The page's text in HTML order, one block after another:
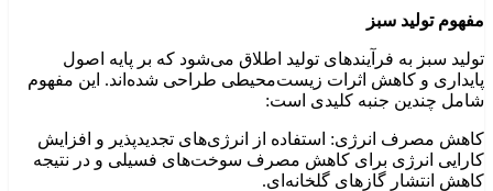
مفهوم تولید سبز
تولید سبز به فرآیندهای تولید اطلاق می‌شود که بر پایه اصول
پایداری و کاهش اثرات زیست‌محیطی طراحی شده‌اند. این مفهوم
شامل چندین جنبه کلیدی است:
کاهش مصرف انرژی: استفاده از انرژی‌های تجدیدپذیر و افزایش
کارایی انرژی برای کاهش مصرف سوخت‌های فسیلی و در نتیجه
کاهش انتشار گازهای گلخانه‌ای.